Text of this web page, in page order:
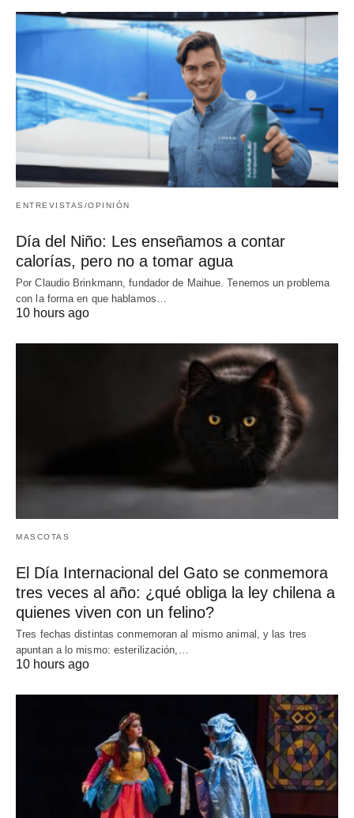
ENTREVISTAS/OPINIÓN
Día del Niño: Les enseñamos a contar
calorías, pero no a tomar agua
Por Claudio Brinkmann, fundador de Maihue. Tenemos un problema
con la forma en que hablamos…
10 hours ago
MASCOTAS
El Día Internacional del Gato se conmemora
tres veces al año: ¿qué obliga la ley chilena a
quienes viven con un felino?
Tres fechas distintas conmemoran al mismo animal, y las tres
apuntan a lo mismo: esterilización,…
10 hours ago